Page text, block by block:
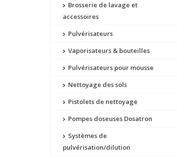
Brosserie de lavage et
accessoires
Pulvérisateurs
Vaporisateurs & bouteilles
Pulvérisateurs pour mousse
Nettoyage des sols
Pistolets de nettoyage
Pompes doseuses Dosatron
Systèmes de
pulvérisation/dilution